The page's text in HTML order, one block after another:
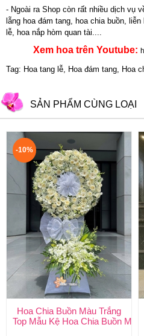
- Ngoài ra Shop còn rất nhiều dịch vụ
lẵng hoa đám tang, hoa chia buồn, liễn
lễ, hoa nắp hòm quan tài....
Xem hoa trên Youtube:
Tag: Hoa tang lễ, Hoa đám tang, Hoa
SẢN PHẨM CÙNG LOẠI
-10%
Hoa Chia Buồn Màu Trắng
Top Mẫu Kệ Hoa Chia Buồn